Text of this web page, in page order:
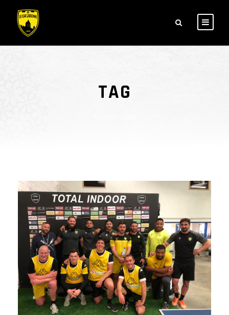
TAG